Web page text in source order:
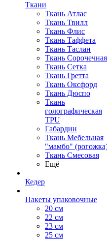
Ткани
Ткань Атлас
Ткань Твилл
Ткань Флис
Ткань Таффета
Ткань Таслан
Ткань Сорочечная
Ткань Сетка
Ткань Гретта
Ткань Оксфорд
Ткань Дюспо
Ткань
голографическая
TPU
Габардин
Ткань Мебельная
"мамбо"
Ткань Смесовая
Ещё
Кедер
Пакеты упаковочные
20 см
22 см
23 см
25 см